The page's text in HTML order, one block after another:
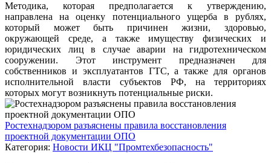
Методика, которая предполагается к утверждению,
направлена на оценку потенциального ущерба в рублях,
который может быть причинен жизни, здоровью,
окружающей среде, а также имуществу физических и
юридических лиц в случае аварии на гидротехническом
сооружении. Этот инструмент предназначен для
собственников и эксплуатантов ГТС, а также для органов
исполнительной власти субъектов РФ, на территориях
которых могут возникнуть потенциальные риски.
Ростехнадзором разъяснены правила восстановления
проектной документации ОПО
Категория: Новости ИКЦ "Промтехбезопасность"